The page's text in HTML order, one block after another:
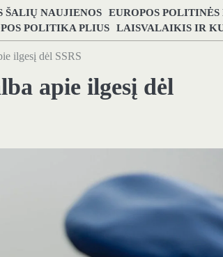
ŠALIŲ NAUJIENOS EUROPOS
POLITIKA PLIUS LAISVALAIKIS IR
ilgesį dėl SSRS
apie ilgesį dėl